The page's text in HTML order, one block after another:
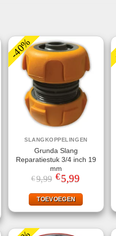
-40%
SLANGKOPPELINGEN
Grunda Slang
Reparatiestuk 3/4 inch 19
mm
€9,99 Oorspronkelijke
prijs
€9,99.
€5,99Huidige
€5,99.
TOEVOEGEN